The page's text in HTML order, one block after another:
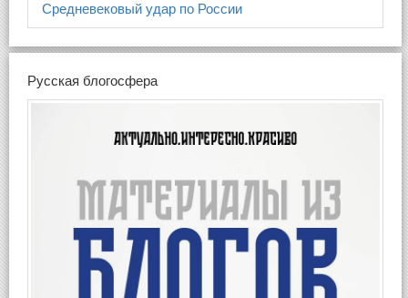
Средневековый удар по России
Русская блогосфера